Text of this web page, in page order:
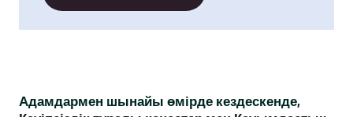
Адамдармен шынайы өмірде кездескенде,